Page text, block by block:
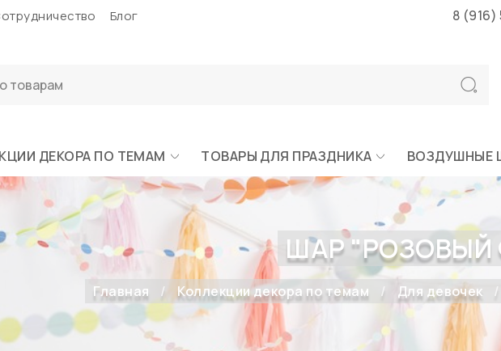
Блог 8 (916)
ДЕКОРА ПО ТЕМАМ ТОВАРЫ ДЛЯ ПРАЗДНИКА ВОЗДУШНЫЕ
ШАР
Главная Коллекции декора по темам Для девочек